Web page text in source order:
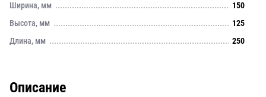
Ширина, мм
150
Высота, мм
125
Длина, мм
250
Описание